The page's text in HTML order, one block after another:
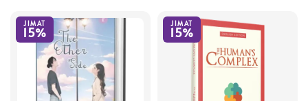
JIMAT
15%
JIMAT
15%